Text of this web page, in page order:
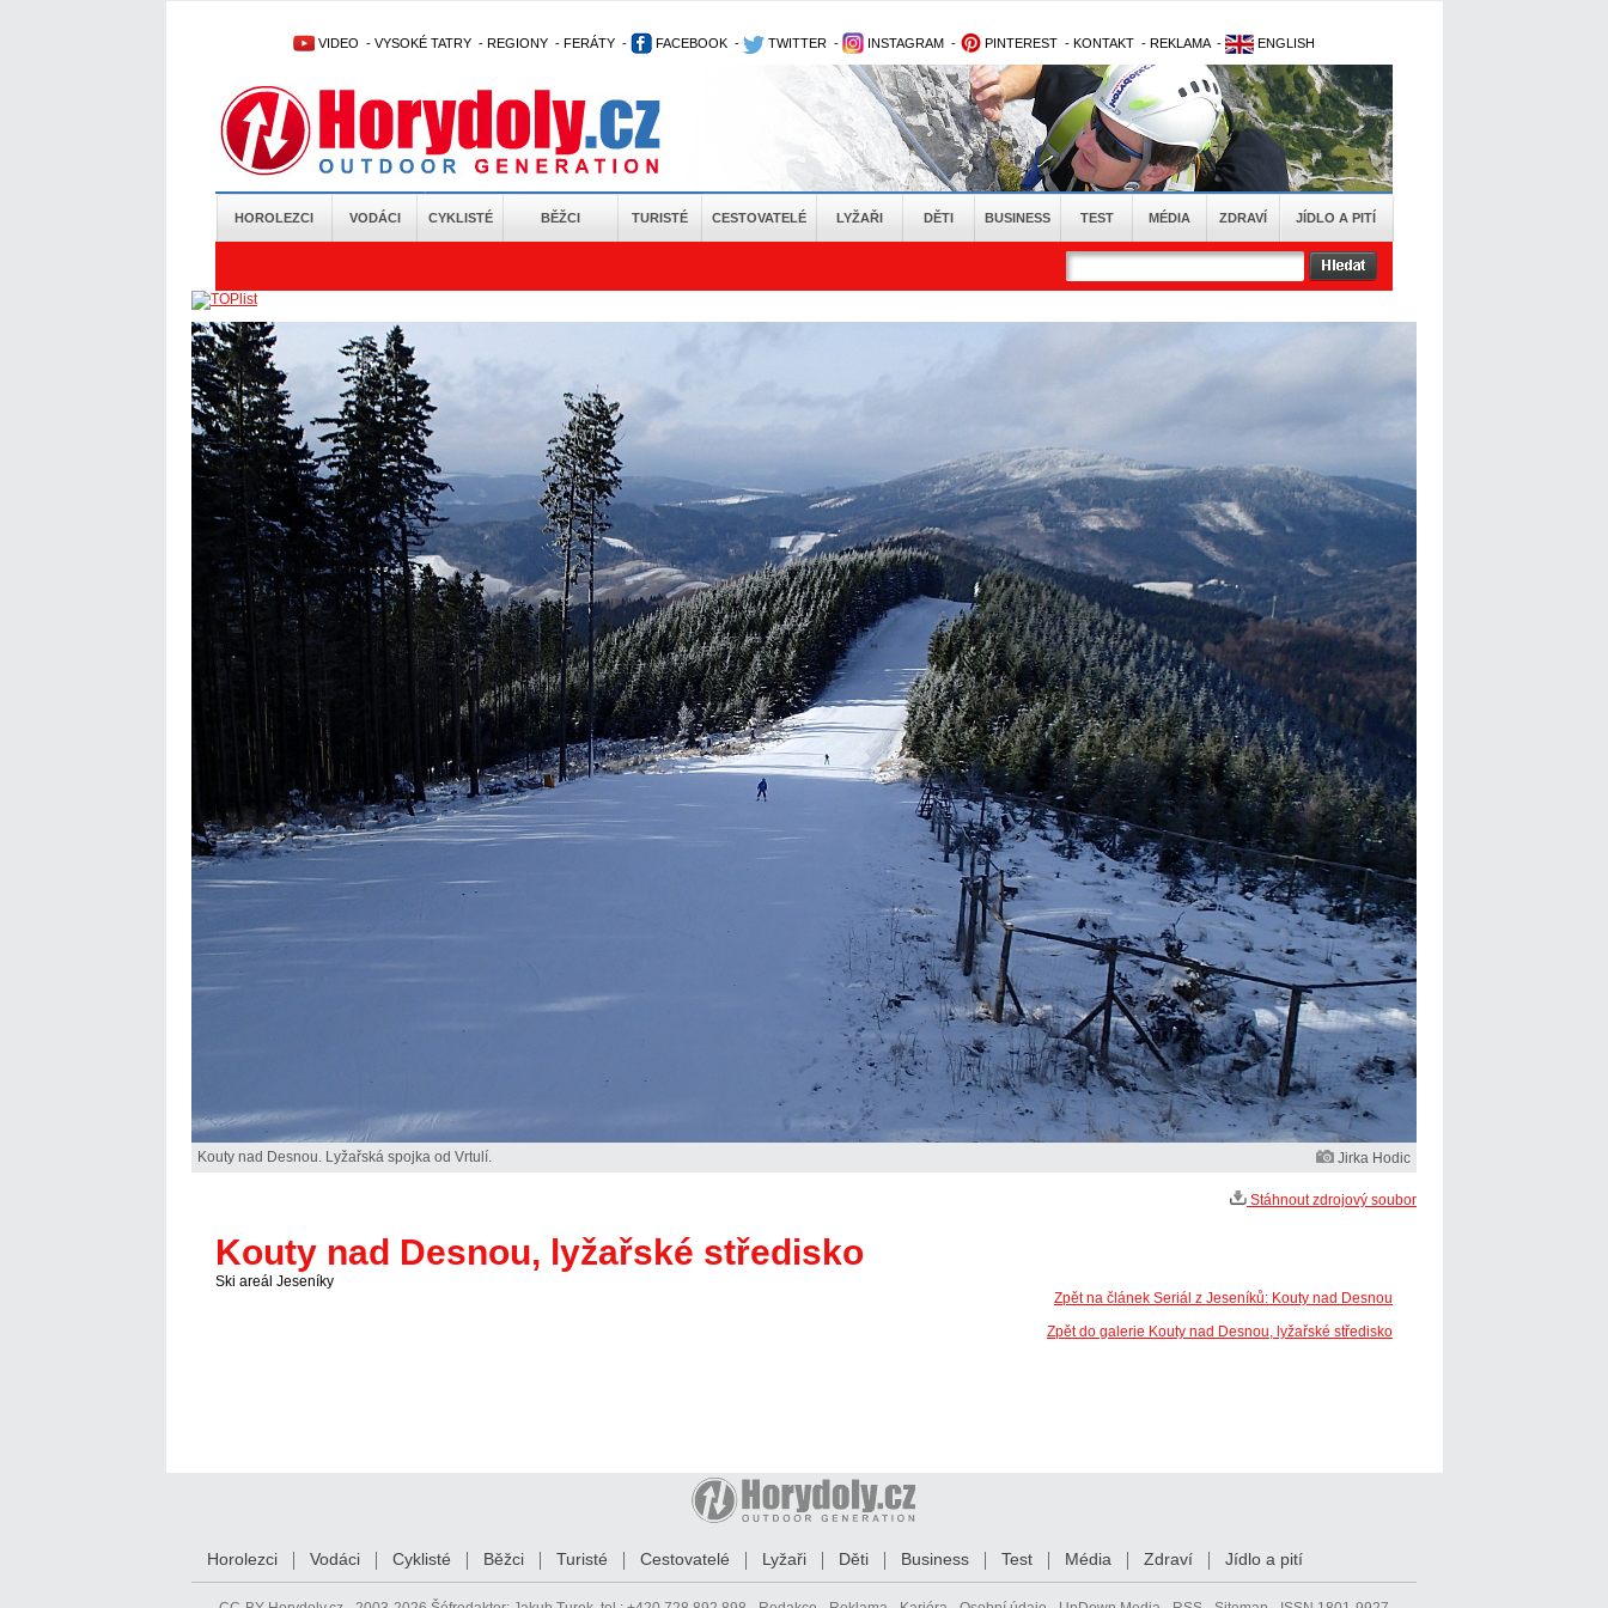
VIDEO - VYSOKÉ TATRY - REGIONY - FERÁTY - FACEBOOK - TWITTER - INSTAGRAM - PINTEREST - KONTAKT - REKLAMA - ENGLISH
HOROLEZCI VODÁCI CYKLISTÉ BĚŽCI TURISTÉ CESTOVATELÉ LYŽAŘI DĚTI BUSINESS TEST MÉDIA ZDRAVÍ JÍDLO A PITÍ
Kouty nad Desnou. Lyžařská spojka od Vrtulí. Jirka Hodic
Stáhnout zdrojový soubor
Kouty nad Desnou, lyžařské středisko
Ski areál Jeseníky
Zpět na článek Seriál z Jeseníků: Kouty nad Desnou
Zpět do galerie Kouty nad Desnou, lyžařské středisko
Horolezci Vodáci Cyklisté Běžci Turisté Cestovatelé Lyžaři Děti Business Test Média Zdraví Jídlo a pití